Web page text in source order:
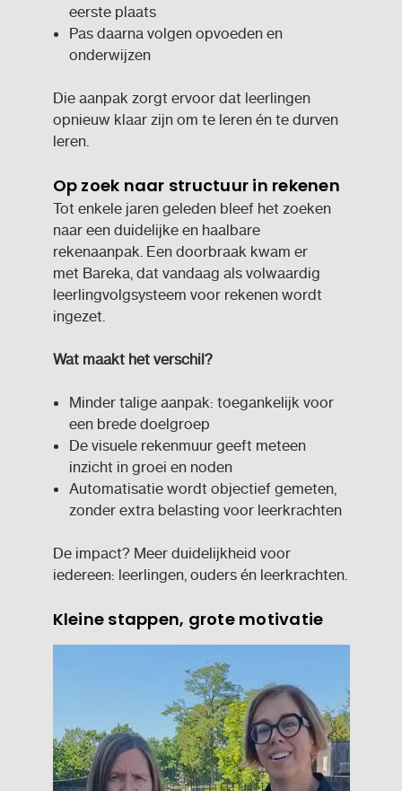
eerste plaats
Pas daarna volgen opvoeden en
onderwijzen
Die aanpak zorgt ervoor dat leerlingen
opnieuw klaar zijn om te leren én te durven
leren.
Op zoek naar structuur in rekenen
Tot enkele jaren geleden bleef het zoeken
naar een duidelijke en haalbare
rekenaanpak. Een doorbraak kwam er
met Bareka, dat vandaag als volwaardig
leerlingvolgsysteem voor rekenen wordt
ingezet.
Wat maakt het verschil?
Minder talige aanpak: toegankelijk voor
een brede doelgroep
De visuele rekenmuur geeft meteen
inzicht in groei en noden
Automatisatie wordt objectief gemeten,
zonder extra belasting voor leerkrachten
De impact? Meer duidelijkheid voor
iedereen: leerlingen, ouders én leerkrachten.
Kleine stappen, grote motivatie